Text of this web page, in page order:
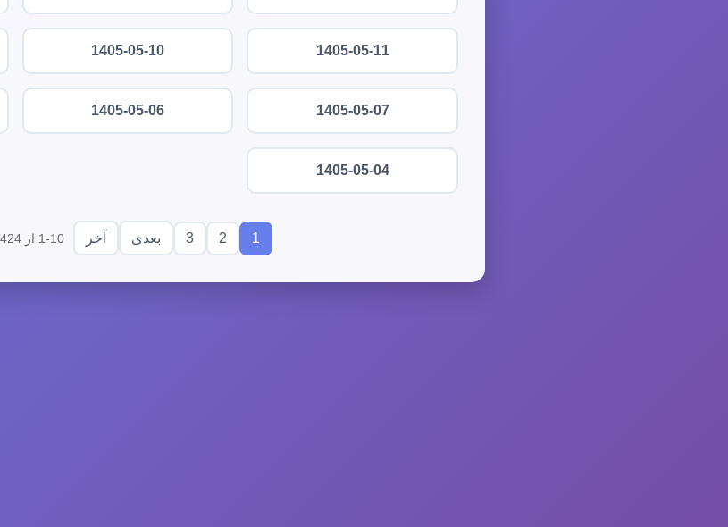
1405-05-11
1405-05-10
1405-05-07
1405-05-06
1405-05-04
1
2
3 بعدی آخر 1-10 از 3424